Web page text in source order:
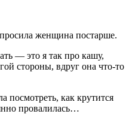
женщина постарше.
— это я так про кашу,
стороны, вдруг она что-то
посмотреть, как крутится
провалилась…